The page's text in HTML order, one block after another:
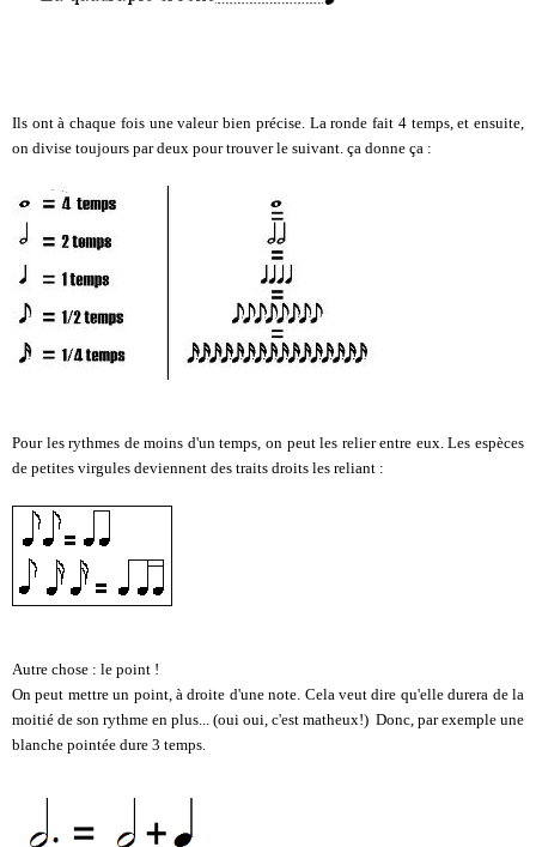
Ils ont à chaque fois une valeur bien précise. La ronde fait 4 temps, et ensuite,
on divise toujours par deux pour trouver le suivant. ça donne ça :
Pour les rythmes de moins d'un temps, on peut les relier entre eux. Les espèces
de petites virgules deviennent des traits droits les reliant :
Autre chose : le point !
On peut mettre un point, à droite d'une note. Cela veut dire qu'elle durera de la
moitié de son rythme en plus... (oui oui, c'est matheux!) Donc, par exemple une
blanche pointée dure 3 temps.